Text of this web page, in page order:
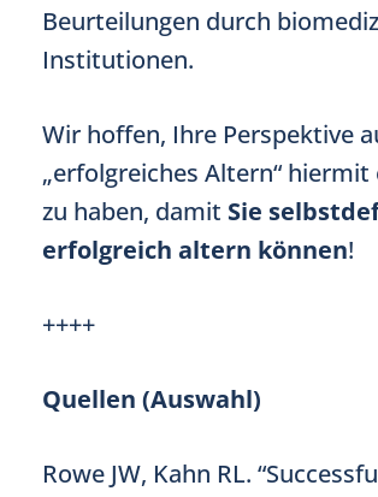
Beurteilungen durch
Institutionen.
Wir hoffen, Ihre Perspektive
„erfolgreiches Altern“
zu haben, damit Sie
erfolgreich altern können!
++++
Quellen (Auswahl)
Rowe JW, Kahn RL.